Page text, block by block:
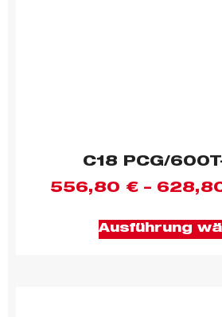
C18 PCG/
556,80 € –
Ausführung